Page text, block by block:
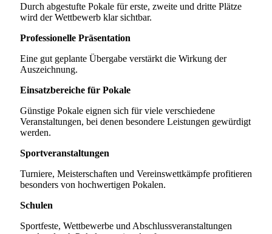
Durch abgestufte Pokale für erste, zweite und dritte Plätze
wird der Wettbewerb klar sichtbar.
Professionelle Präsentation
Eine gut geplante Übergabe verstärkt die Wirkung der
Auszeichnung.
Einsatzbereiche für Pokale
Günstige Pokale eignen sich für viele verschiedene
Veranstaltungen, bei denen besondere Leistungen gewürdigt
werden.
Sportveranstaltungen
Turniere, Meisterschaften und Vereinswettkämpfe profitieren
besonders von hochwertigen Pokalen.
Schulen
Sportfeste, Wettbewerbe und Abschlussveranstaltungen